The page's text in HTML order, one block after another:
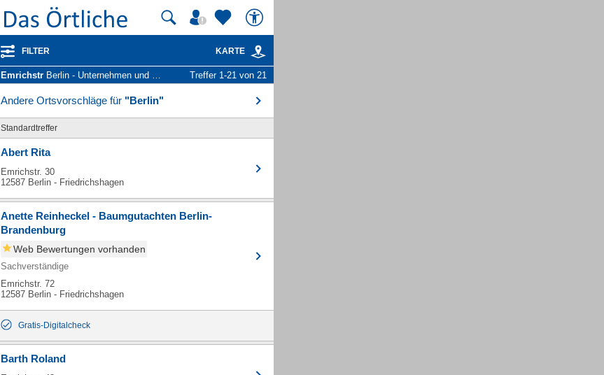
FILTER KARTE
Emrichstr Berlin - Unternehmen und Personen Treffer 1-21 von 21
Andere Ortsvorschläge für "Berlin"
Standardtreffer
Abert Rita
Emrichstr. 30
12587 Berlin - Friedrichshagen
Anette Reinheckel - Baumgutachten Berlin-
Brandenburg
Web Bewertungen vorhanden
Sachverständige
Emrichstr. 72
12587 Berlin - Friedrichshagen
Gratis-Digitalcheck
Barth Roland